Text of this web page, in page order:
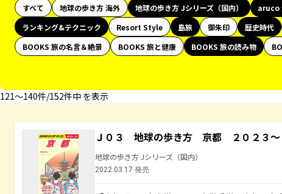
すべて 地球の歩き方 海外 地球の歩き方 Jシリーズ（国内） aruco
ランキング&テクニック
Resort Style 島旅 御朱印 歴史時代
BOOKS 旅の名言＆絶景
BOOKS 旅と健康 BOOKS 旅の読み物
121〜140件/152件中 を表示
Ｊ０３ 地球の歩き方 京都 ２０２３～
地球の歩き方 Jシリーズ（国内）
2022.03.17 発売